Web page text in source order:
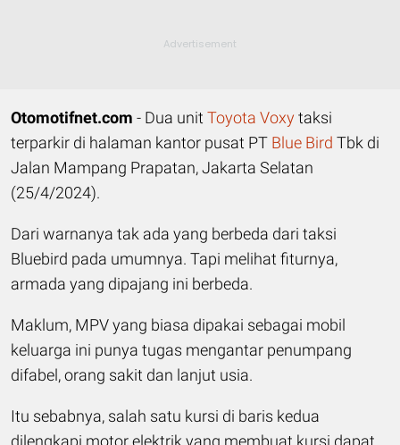
Otomotifnet.com - Dua unit Toyota Voxytaksi
terparkir di halaman kantor pusat PT Blue Bird Tbk di
Jalan Mampang Prapatan, Jakarta Selatan
(25/4/2024).
Dari warnanya tak ada yang berbeda dari taksi
Bluebird pada umumnya. Tapi melihat fiturnya,
armada yang dipajang ini berbeda.
Maklum, MPV yang biasa dipakai sebagai mobil
keluarga ini punya tugas mengantar penumpang
difabel, orang sakit dan lanjut usia.
Itu sebabnya, salah satu kursi di baris kedua
dilengkapi motor elektrik yang membuat kursi dapat